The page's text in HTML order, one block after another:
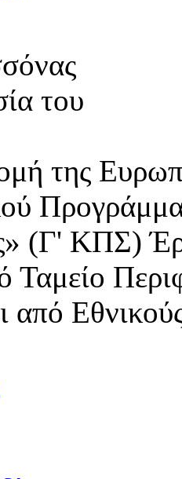
της
(Γ' ΚΠΣ)
Ταμείο
από